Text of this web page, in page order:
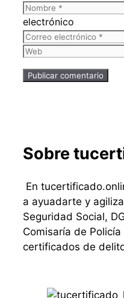
electrónico
Sobre
En
a ayuadarte y
Seguridad Social,
Comisaría de
certificados de